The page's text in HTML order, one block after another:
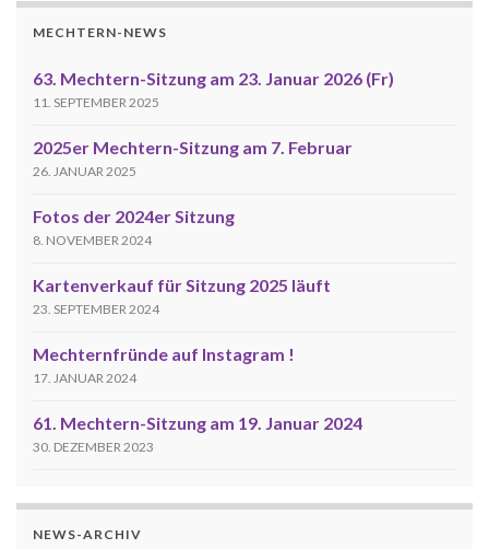
MECHTERN-NEWS
63. Mechtern-Sitzung am 23. Januar 2026 (Fr)
11. SEPTEMBER 2025
2025er Mechtern-Sitzung am 7. Februar
26. JANUAR 2025
Fotos der 2024er Sitzung
8. NOVEMBER 2024
Kartenverkauf für Sitzung 2025 läuft
23. SEPTEMBER 2024
Mechternfründe auf Instagram !
17. JANUAR 2024
61. Mechtern-Sitzung am 19. Januar 2024
30. DEZEMBER 2023
NEWS-ARCHIV